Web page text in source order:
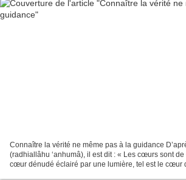
Connaître la vérité ne même pas à la guidance
(radhiallâhu ‘anhumâ), il est dit : « Les cœurs sont de
cœur dénudé éclairé par une lumière, tel est le cœur